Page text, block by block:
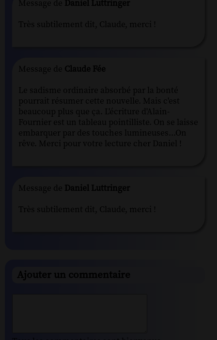
Message de Daniel Luttringer
Très subtilement dit, Claude, merci !
Message de Claude Fée
Le sadisme ordinaire absorbé par la bonté
pourrait résumer cette nouvelle. Mais c'est
beaucoup plus que ça. L'écriture d'Alain-
Fournier est un tableau pointilliste. On se laisse
embarquer par des touches lumineuses...On
rêve. Merci pour votre lecture cher Daniel !
Message de Daniel Luttringer
Très subtilement dit, Claude, merci !
Ajouter un commentaire